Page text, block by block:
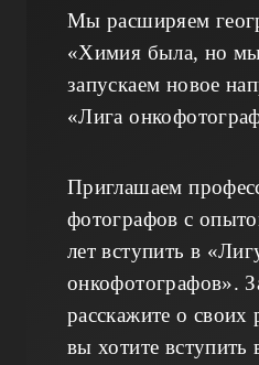
Мы расширяем
«Химия была, но мы
запускаем новое
«Лига
Приглашаем
фотографов с
лет вступить в
онкофотографов».
расскажите о своих
вы хотите